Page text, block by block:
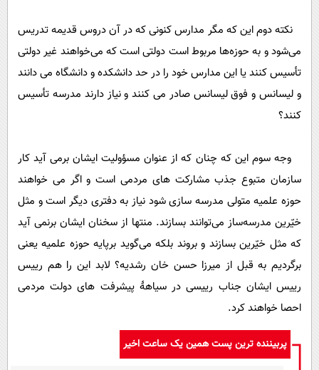
نکته دوم این که مگر مدارس کنونی که در آن دروس قدیمه تدریس
می‌شود و به حوزه‌ها مربوط است دولتی است که می‌خواهند غیر دولتی
تأسیس کنند یا این مدارس خود را در حد دانشکده و دانشگاه می دانند
و لیسانس و فوق لیسانس صادر می کنند و نیاز دارند مدرسه تأسیس
کنند؟
وجه سوم این که چنان که از عنوان مسؤولیت ایشان برمی آید کار
سازمان متبوع جذب مشارکت های مردمی است و اگر می خواهند
حوزه علمیه متولی مدرسه سازی شود نیاز به دفتری دیگر است و مثل
خیّرین مدرسه‌ساز می‌توانند بسازند. منتها از سخنان ایشان برنمی آید
که مثل خیّرین بسازند و بروند بلکه می‌گوید بر‌پایه حوزه علمیه یعنی
برگردیم به قبل از میرزا حسن خان رشدیه؟ لابد این را هم رییس
رییس ایشان جناب رییسی در سیاهۀ پیشرفت های دولت مردمی
احصا خواهند کرد.
پربیننده ترین پست همین یک ساعت اخیر